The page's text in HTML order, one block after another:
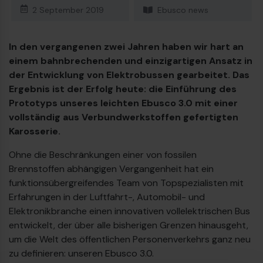
2 September 2019 Ebusco news
In den vergangenen zwei Jahren haben wir hart an
einem bahnbrechenden und einzigartigen Ansatz in
der Entwicklung von Elektrobussen gearbeitet. Das
Ergebnis ist der Erfolg heute: die Einführung des
Prototyps unseres leichten Ebusco 3.0 mit einer
vollständig aus Verbundwerkstoffen gefertigten
Karosserie.
Ohne die Beschränkungen einer von fossilen
Brennstoffen abhängigen Vergangenheit hat ein
funktionsübergreifendes Team von Topspezialisten mit
Erfahrungen in der Luftfahrt-, Automobil- und
Elektronikbranche einen innovativen vollelektrischen Bus
entwickelt, der über alle bisherigen Grenzen hinausgeht,
um die Welt des öffentlichen Personenverkehrs ganz neu
zu definieren: unseren Ebusco 3.0.
Dieselbus Euro VI
€